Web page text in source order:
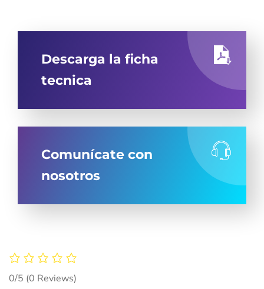
Descarga la ficha
tecnica
Comunícate con
nosotros
0/5 (0 Reviews)